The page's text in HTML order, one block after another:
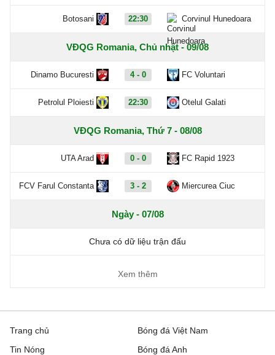
Botosani 22:30 Corvinul Hunedoara
VĐQG Romania, Chủ nhật - 09/08
Dinamo Bucuresti 4 - 0 FC Voluntari
Petrolul Ploiesti 22:30 Otelul Galati
VĐQG Romania, Thứ 7 - 08/08
UTA Arad 0 - 0 FC Rapid 1923
FCV Farul Constanta 3 - 2 Miercurea Ciuc
Ngày - 07/08
Chưa có dữ liệu trận đấu
Xem thêm
Trang chủ
Tin Nóng
Bóng đá Việt Nam
Bóng đá Anh